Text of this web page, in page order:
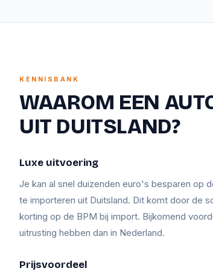
KENNISBANK
WAAROM EEN
UIT DUITSLAND?
Luxe uitvoering
Je kan al snel duizenden euro's besparen op
te importeren uit Duitsland. Dit komt door de
korting op de BPM bij import. Bijkomend
uitrusting hebben dan in Nederland.
Prijsvoordeel